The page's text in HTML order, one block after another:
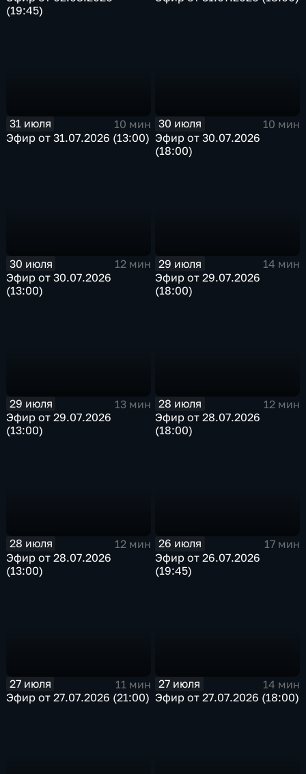
(19:45)
31 июля
10 мин
Эфир от 31.07.2026 (13:00)
30 июля
10 мин
Эфир от 30.07.2026
(18:00)
30 июля
12 мин
Эфир от 30.07.2026
(13:00)
29 июля
14 мин
Эфир от 29.07.2026
(18:00)
29 июля
13 мин
Эфир от 29.07.2026
(13:00)
28 июля
12 мин
Эфир от 28.07.2026
(18:00)
28 июля
12 мин
Эфир от 28.07.2026
(13:00)
26 июля
17 мин
Эфир от 26.07.2026
(19:45)
27 июля
11 мин
Эфир от 27.07.2026 (21:00)
27 июля
14 мин
Эфир от 27.07.2026 (18:00)